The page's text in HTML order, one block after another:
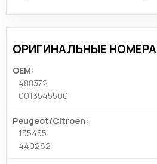
ОРИГИНАЛЬНЫЕ НОМЕРА
OEM:
488372
0013545500
Peugeot/Citroen:
135455
440262